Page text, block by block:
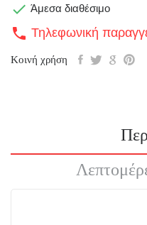
 Άμεσα διαθέσιμο
call Τηλεφωνική
Κοινή χρήση